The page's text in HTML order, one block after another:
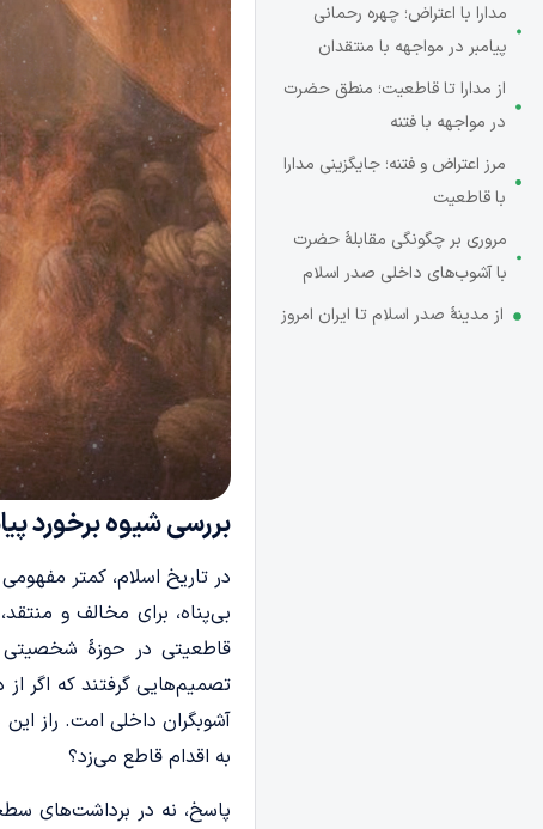
مدارا با اعتراض؛ چهره رحمانی
پیامبر در مواجهه با منتقدان
از مدارا تا قاطعیت؛ منطق حضرت
در مواجهه با فتنه
مرز اعتراض و فتنه؛ جایگزینی مدارا
با قاطعیت
مروری بر چگونگی مقابلۀ حضرت
با آشوب‌های داخلی صدر اسلام
از مدینۀ صدر اسلام تا ایران امروز
بررسی شیوه برخورد
در تاریخ اسلام، کمتر مفهومی
بی‌پناه، برای مخالف و
قاطعیتی در حوزۀ شخصیتی
تصمیم‌هایی گرفتند که اگر
آشوبگران داخلی امت. راز
به اقدام قاطع می‌زد؟
پاسخ، نه در برداشت‌های